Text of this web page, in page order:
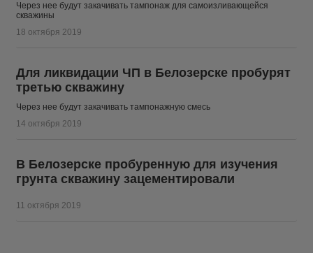
Через нее будут закачивать тампонаж для самоизливающейся
скважины
18 октября 2019
Для ликвидации ЧП в Белозерске пробурят
третью скважину
Через нее будут закачивать тампонажную смесь
14 октября 2019
В Белозерске пробуренную для изучения
грунта скважину зацементировали
11 октября 2019